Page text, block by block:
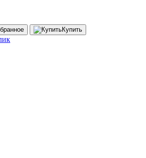
Купить